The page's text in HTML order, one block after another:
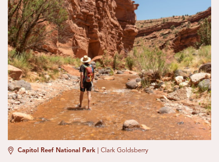
Capitol Reef National Park Clark Goldsberry